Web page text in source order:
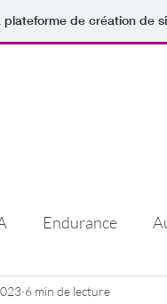
plateforme de création de
Endurance
1980s
6 min de lecture